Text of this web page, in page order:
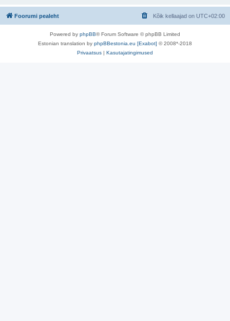
Foorumi pealeht Kõik kellaajad on UTC+02:00
Powered by phpBB® Forum Software © phpBB Limited
Estonian translation by phpBBestonia.eu [Exabot] © 2008*-2018
Privaatsus | Kasutajatingimused